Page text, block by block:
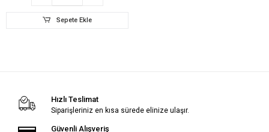
Sepete Ekle
Hızlı Teslimat
Siparişleriniz en kısa sürede elinize ulaşır.
Güvenli Alışveriş